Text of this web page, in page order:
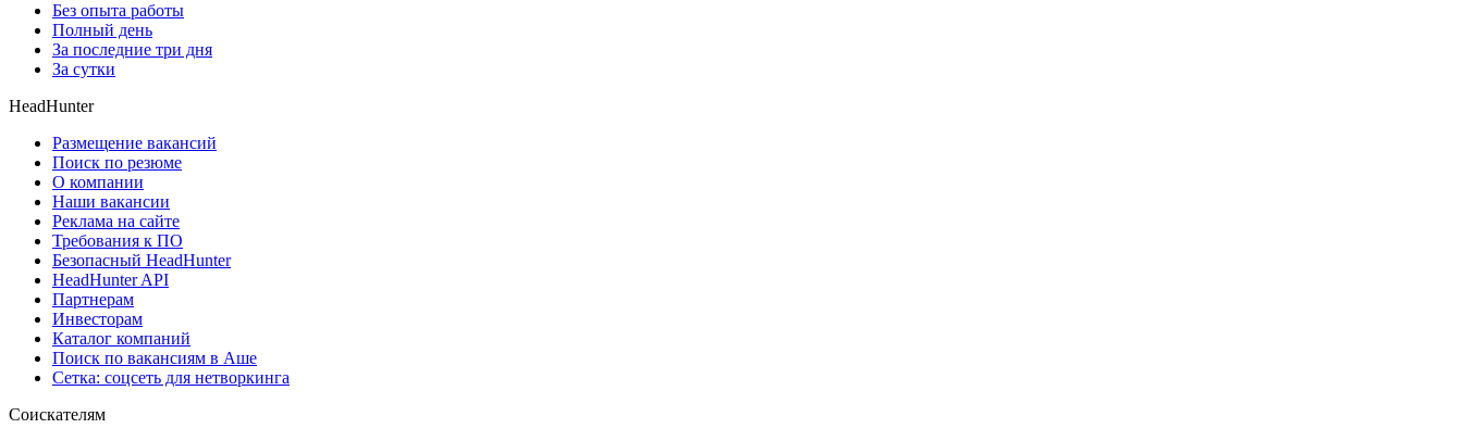
Без опыта работы
Полный день
За последние три дня
За сутки
HeadHunter
Размещение вакансий
Поиск по резюме
О компании
Наши вакансии
Реклама на сайте
Требования к ПО
Безопасный HeadHunter
HeadHunter API
Партнерам
Инвесторам
Каталог компаний
Поиск по вакансиям в Аше
Сетка: соцсеть для нетворкинга
Соискателям